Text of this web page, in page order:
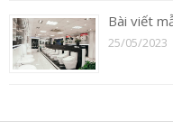
Bài viết
25/05/2023